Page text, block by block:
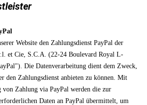
Website den Zahlungsdienst PayPal der
et Cie, S.C.A. (22-24 Boulevard Royal L-
Die Datenverarbeitung dient dem Zweck,
den Zahlungsdienst anbieten zu können. Mit
von Zahlung via PayPal werden die zur
Daten an PayPal übermittelt, um